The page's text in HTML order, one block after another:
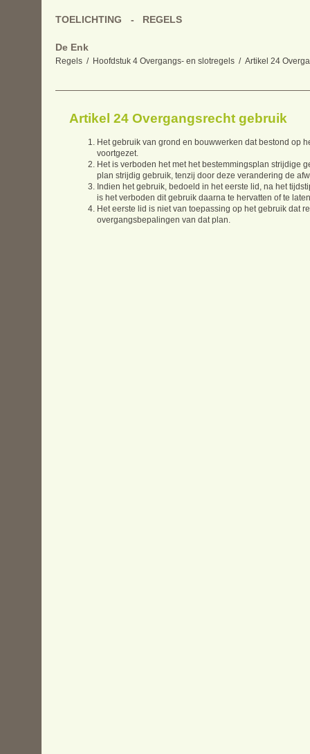
De Enk
Regels Hoofdstuk 4 Overgangs- en slotregels Artikel 24
TOELICHTING REGELS
Artikel 24 Overgangsrecht gebruik
Het gebruik van grond en bouwwerken dat bestond op
voortgezet.
Het is verboden het met het bestemmingsplan strijdige
plan strijdig gebruik, tenzij door deze verandering de
Indien het gebruik, bedoeld in het eerste lid, na het
is het verboden dit gebruik daarna te hervatten of te
Het eerste lid is niet van toepassing op het gebruik dat
overgangsbepalingen van dat plan.